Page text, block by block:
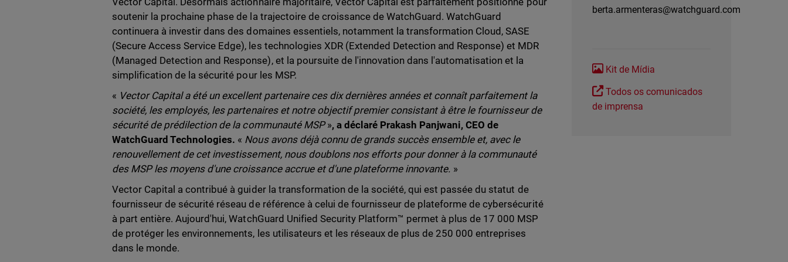
soutenir la prochaine phase de la trajectoire de croissance de WatchGuard. WatchGuard
continuera à investir dans des domaines essentiels, notamment la transformation Cloud, SASE
(Secure Access Service Edge), les technologies XDR (Extended Detection and Response) et MDR
(Managed Detection and Response), et la poursuite de l'innovation dans l'automatisation et la
simplification de la sécurité pour les MSP.
« Vector Capital a été un excellent partenaire ces dix dernières années et connaît parfaitement la
société, les employés, les partenaires et notre objectif premier consistant à être le fournisseur de
sécurité de prédilection de la communauté MSP», a déclaré Prakash Panjwani, CEO de
WatchGuard Technologies. « Nous avons déjà connu de grands succès ensemble et, avec le
renouvellement de cet investissement, nous doublons nos efforts pour donner à la communauté
des MSP les moyens d'une croissance accrue et d'une plateforme innovante. »
Vector Capital a contribué à guider la transformation de la société, qui est passée du statut de
fournisseur de sécurité réseau de référence à celui de fournisseur de plateforme de cybersécurité
à part entière. Aujourd'hui, WatchGuard Unified Security Platform™ permet à plus de 17 000 MSP
de protéger les environnements, les utilisateurs et les réseaux de plus de 250 000 entreprises
dans le monde.
berta.armenteras@watchguard.com
Kit de Mídia
Todos os comunicados
de imprensa